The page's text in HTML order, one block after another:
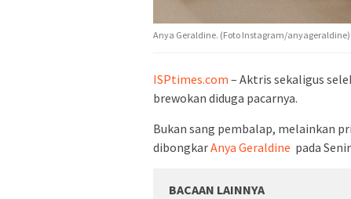
Anya Geraldine. (Foto Instagram/anyageraldine)
ISPtimes.com – Aktris sekaligus
brewokan diduga pacarnya.
Bukan sang pembalap, melainkan
dibongkarAnya Geraldine pada
BACAAN LAINNYA